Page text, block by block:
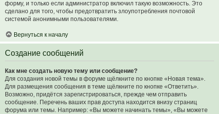
форму, и только если администратор включил такую возможность. Это
сделано для того, чтобы предотвратить злоупотребления почтовой
системой анонимными пользователями.
Вернуться к началу
Создание сообщений
Как мне создать новую тему или сообщение?
Для создания новой темы в форуме щёлкните по кнопке «Новая тема».
Для размещения сообщения в теме щёлкните по кнопке «Ответить».
Возможно, придётся зарегистрироваться, прежде чем отправить
сообщение. Перечень ваших прав доступа находится внизу страниц
форума или темы. Например: «Вы можете начинать темы», «Вы можете